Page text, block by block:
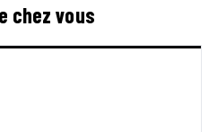
chez vous